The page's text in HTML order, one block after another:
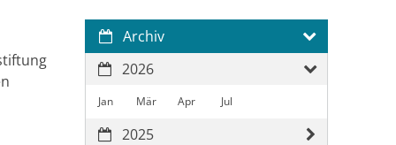
Archiv
2026
Jan Mär Apr Jul
2025